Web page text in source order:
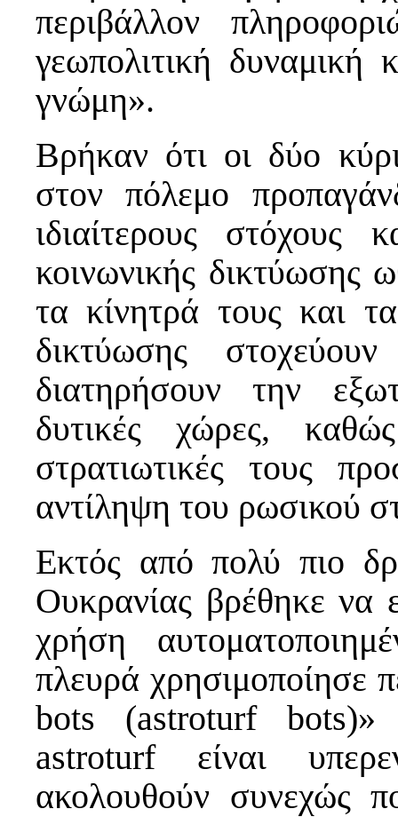
περιβάλλον
γεωπολιτική δυναμική
γνώμη».
Βρήκαν ότι οι δύο
στον πόλεμο
ιδιαίτερους
κοινωνικής δικτύωσης
τα κίνητρά τους και
δικτύωσης
διατηρήσουν την
δυτικές χώρες,
στρατιωτικές τους
αντίληψη του ρωσικού
Εκτός από πολύ πιο
Ουκρανίας βρέθηκε να
χρήση
πλευρά χρησιμοποίησε
bots (astroturf
astroturf είναι
ακολουθούν συνεχώς